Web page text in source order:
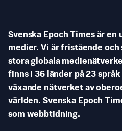
Svenska Epoch Times är en
medier. Vi är fristående
stora globala
finns i 36 länder på 23
växande nätverket av
världen. Svenska Epoch
som webbtidning.